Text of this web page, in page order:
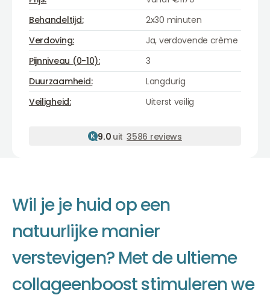
Behandeltijd:
2x30 minuten
Verdoving:
Ja, verdovende crème
Pijnniveau (0-10):
3
Duurzaamheid:
Langdurig
Veiligheid:
Uiterst veilig
9.0 uit 3586 reviews
Wil je je huid opeen
natuurlijke manier
verstevigen? Met deultieme
collageenbooststimulerenwe